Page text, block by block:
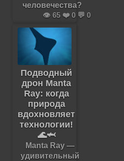
человечества?
👁️ 65 ❤️ 0 💬 0
Подводный
дрон Manta
Ray: когда
природа
вдохновляет
технологии!
🌊🦈
Manta Ray —
удивительный